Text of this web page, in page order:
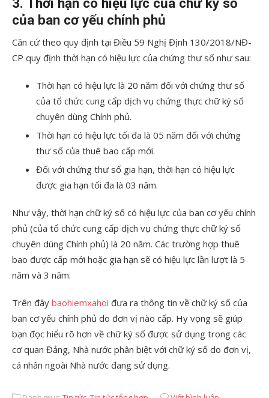
của ban cơ yếu chính phủ
Căn cứ theo quy định tại Điều 59 Nghị Định 130/2018/NĐ-
CP quy định thời hạn có hiệu lực của chứng thư số như sau:
Thời hạn có hiệu lực là 20 năm đối với chứng thư số
của tổ chức cung cấp dịch vụ chứng thực chữ ký số
chuyên dùng Chính phủ.
Thời hạn có hiệu lực tối đa là 05 năm đối với chứng
thư số của thuê bao cấp mới.
Đối với chứng thư số gia hạn, thời hạn có hiệu lực
được gia hạn tối đa là 03 năm.
Như vậy, thời hạn chữ ký số có hiệu lực của ban cơ yếu chính
phủ (của tổ chức cung cấp dịch vụ chứng thực chữ ký số
chuyên dùng Chính phủ) là 20 năm. Các trường hợp thuê
bao được cấp mới hoặc gia hạn sẽ có hiệu lực lần lượt là 5
năm và 3 năm.
Trên đây baohiemxahoi đưa ra thông tin về chữ ký số của
ban cơ yếu chính phủ do đơn vị nào cấp. Hy vọng sẽ giúp
bạn đọc hiểu rõ hơn về chữ ký số được sử dụng trong các
cơ quan Đảng, Nhà nước phân biệt với chữ ký số do đơn vị,
cá nhân ngoài Nhà nước đang sử dụng.